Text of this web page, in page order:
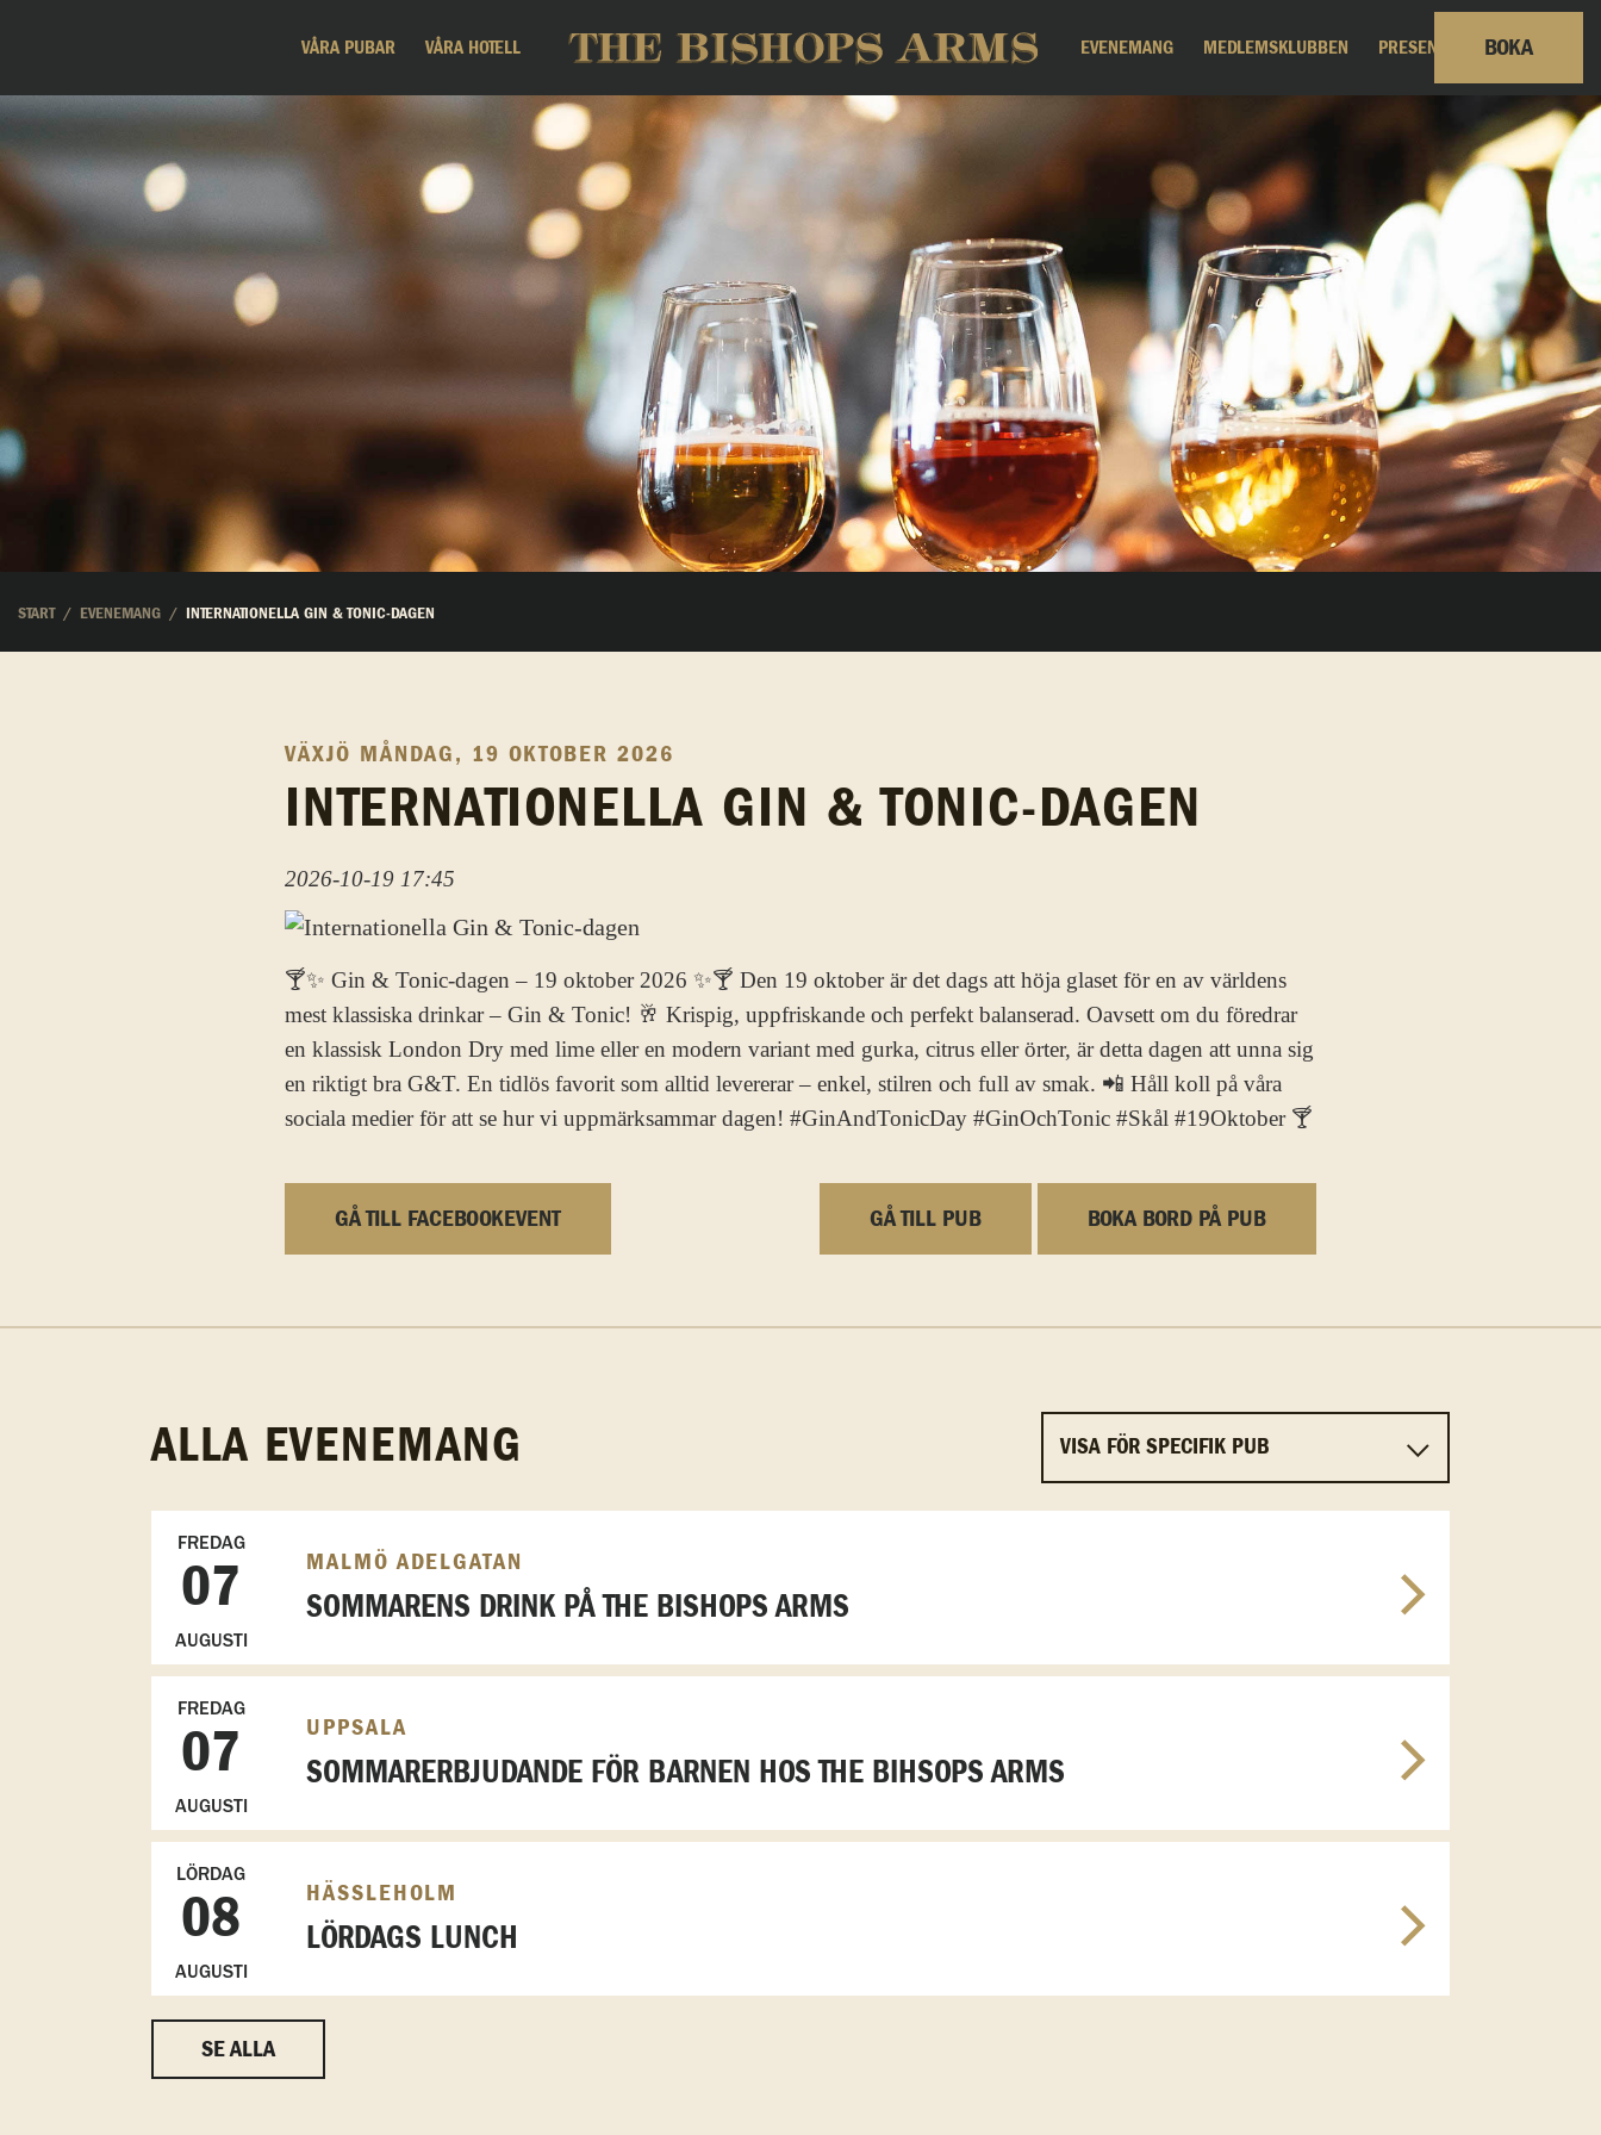
VÅRA PUBAR VÅRA HOTELL EVENEMANG MEDLEMSKLUBBEN PRESENTKORT BOKA
START EVENEMANG INTERNATIONELLA GIN & TONIC-DAGEN
VÄXJÖ MÅNDAG, 19 OKTOBER 2026
INTERNATIONELLA GIN & TONIC-DAGEN
2026-10-19 17:45
🍸✨ Gin & Tonic-dagen – 19 oktober 2026 ✨🍸 Den 19 oktober är det dags att höja glaset för en av världens
mest klassiska drinkar – Gin & Tonic! 🥂 Krispig, uppfriskande och perfekt balanserad. Oavsett om du föredrar
en klassisk London Dry med lime eller en modern variant med gurka, citrus eller örter, är detta dagen att unna sig
en riktigt bra G&T. En tidlös favorit som alltid levererar – enkel, stilren och full av smak. 📲 Håll koll på våra
sociala medier för att se hur vi uppmärksammar dagen! #GinAndTonicDay #GinOchTonic #Skål #19Oktober 🍸
GÅ TILL FACEBOOKEVENT GÅ TILL PUB BOKA BORD PÅ PUB
ALLA EVENEMANG
FREDAG
07
AUGUSTI
MALMÖ ADELGATAN
SOMMARENS DRINK PÅ THE BISHOPS ARMS
FREDAG
07
AUGUSTI
UPPSALA
SOMMARERBJUDANDE FÖR BARNEN HOS THE BIHSOPS ARMS
LÖRDAG
08
AUGUSTI
HÄSSLEHOLM
LÖRDAGS LUNCH
SE ALLA